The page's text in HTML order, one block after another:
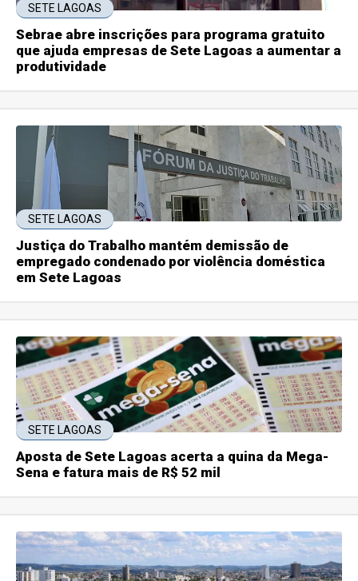
SETE LAGOAS
Sebrae abre inscrições para programa gratuito
que ajuda empresas de Sete Lagoas a aumentar a
produtividade
SETE LAGOAS
Justiça do Trabalho mantém demissão de
empregado condenado por violência doméstica
em Sete Lagoas
SETE LAGOAS
Aposta de Sete Lagoas acerta a quina da Mega-
Sena e fatura mais de R$ 52 mil